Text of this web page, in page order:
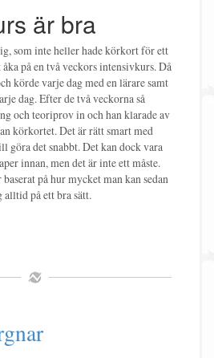
är bra
som inte heller hade körkort för ett
på en två veckors intensivkurs. Då
körde varje dag med en lärare samt
dag. Efter de två veckorna så
och teoriprov in och han klarade av
körkortet. Det är rätt smart med
göra det snabbt. Det kan dock vara
innan, men det är inte ett måste.
på hur mycket man kan sedan
alltid på ett bra sätt.